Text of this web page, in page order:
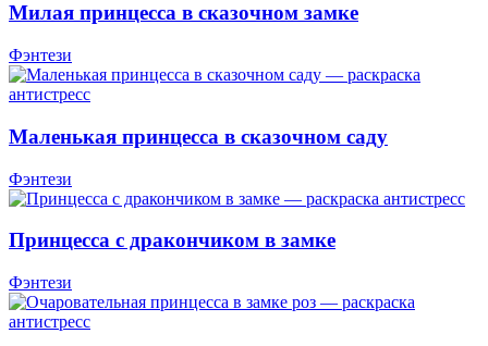
Милая принцесса в сказочном замке
Фэнтези
Маленькая принцесса в сказочном саду
Фэнтези
Принцесса с дракончиком в замке
Фэнтези